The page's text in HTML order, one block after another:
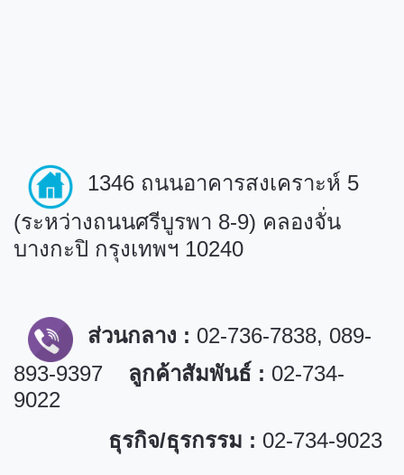
1346 ถนนอาคารสงเคราะห์ 5
(ระหว่างถนนศรีบูรพา 8-9) คลองจั่น
บางกะปิ กรุงเทพฯ 10240
ส่วนกลาง : 02-736-7838, 089-
893-9397 ลูกค้าสัมพันธ์ : 02-734-
9022
ธุรกิจ/ธุรกรรม : 02-734-9023